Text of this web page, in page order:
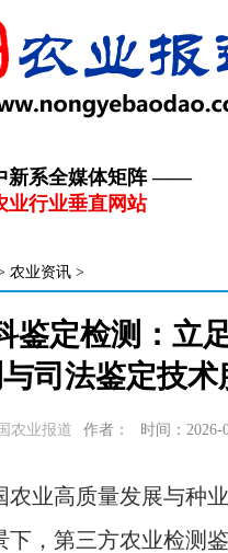
系全媒体矩阵 ——
业行业垂直网站
农业资讯 >
鉴定检测：立
司法鉴定技术
农业报道 作者： 时间：2026-
业高质量发展与种业
下，第三方农业检测